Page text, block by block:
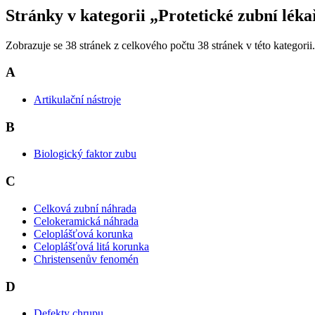
Stránky v kategorii „Protetické zubní
Zobrazuje se 38 stránek z celkového počtu 38 stránek v této kategorii.
A
Artikulační nástroje
B
Biologický faktor zubu
C
Celková zubní náhrada
Celokeramická náhrada
Celoplášťová korunka
Celoplášťová litá korunka
Christensenův fenomén
D